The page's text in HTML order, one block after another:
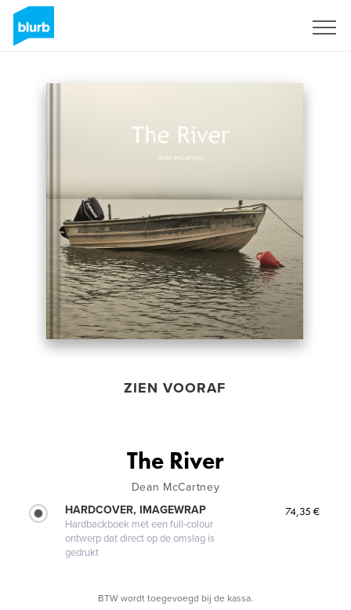
ZIEN VOORAF
The River
Dean McCartney
HARDCOVER, IMAGEWRAP
Hardbackboek met een full-colour
ontwerp dat direct op de omslag is
gedrukt
74,35 €
BTW wordt toegevoegd bij de kassa.